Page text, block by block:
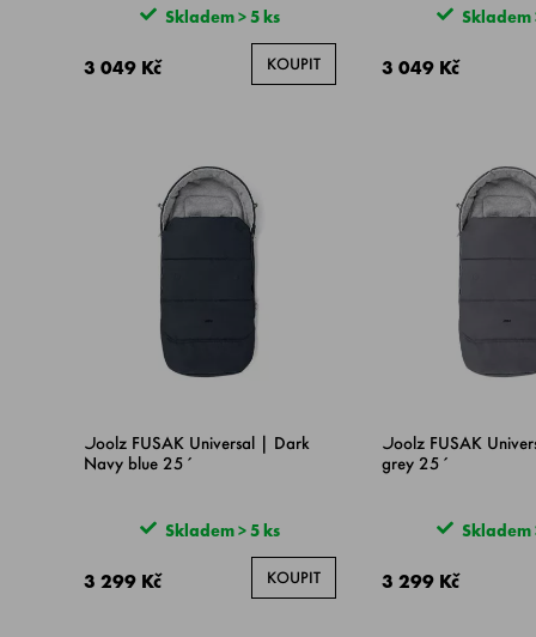
Skladem > 5 ks
3 049 Kč KOUPIT
Skladem
3 049 Kč
Joolz FUSAK Universal | Dark
Navy blue 25´
Skladem > 5 ks
3 299 Kč KOUPIT
Joolz FUSAK
grey 25´
Skladem
3 299 Kč